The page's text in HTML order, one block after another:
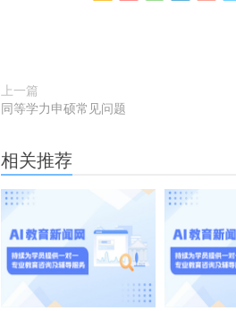
上一篇
同等学力申硕常见问题
相关推荐